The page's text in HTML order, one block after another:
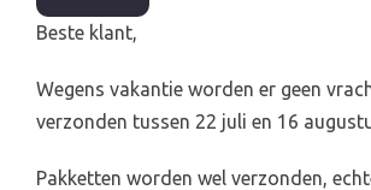
Beste klant,
Wegens vakantie worden er geen
verzonden tussen 22 juli en 16
Pakketten worden wel verzonden,